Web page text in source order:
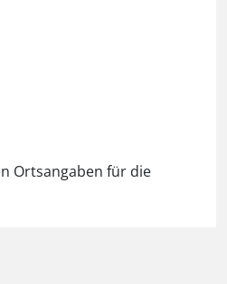
Ortsangaben für die